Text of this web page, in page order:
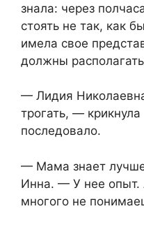
знала: через
стоять не так, как
имела свое
должны
— Лидия
трогать, —
последовало.
— Мама знает
Инна. — У нее
многого не